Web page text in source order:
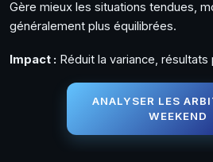
Gère mieux les situations tendues,
généralement plus équilibrées.
Impact : Réduit la variance,
ANALYSER LES
WEEKEND